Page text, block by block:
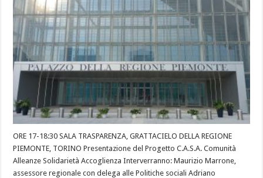
ORE 17-18:30 SALA TRASPARENZA, GRATTACIELO DELLA REGIONE
PIEMONTE, TORINO Presentazione del Progetto C.A.S.A. Comunità
Alleanze Solidarietà Accoglienza Interverranno: Maurizio Marrone,
assessore regionale con delega alle Politiche sociali Adriano